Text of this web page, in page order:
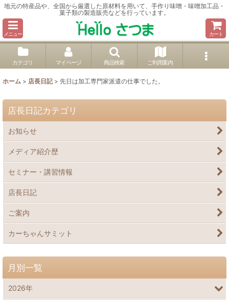
地元の特産品や、全国から厳選した原材料を用いて、手作り味噌・味噌加工品・
菓子類の製造販売などを行っています。
メニュー カート
カテゴリ マイページ 商品検索 ご利用案内
ホーム > 店長日記 > 先日は加工専門家派遣の仕事でした。
店長日記カテゴリ
お知らせ
メディア紹介歴
セミナー・講習情報
店長日記
ご案内
カーちゃんサミット
月別一覧
2026年